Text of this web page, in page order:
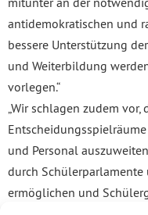
antidemokratischen und
bessere Unterstützung
und Weiterbildung
vorlegen.“
„Wir schlagen zudem
und Personal
durch
ermöglichen und